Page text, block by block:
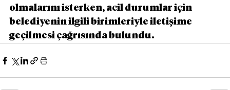
olmalarını isterken, acil durumlar için
belediyenin ilgili birimleriyle iletişime
geçilmesi çağrısında bulundu.